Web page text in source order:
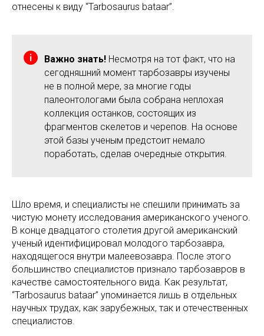
отнесены к виду “Tarbosaurus bataar”.
Важно знать! Несмотря на тот факт, что на
сегодняшний момент тарбозавры изучены
не в полной мере, за многие годы
палеонтологами была собрана неплохая
коллекция останков, состоящих из
фрагментов скелетов и черепов. На основе
этой базы ученым предстоит немало
поработать, сделав очередные открытия.
Шло время, и специалисты не спешили принимать за
чистую монету исследования американского ученого.
В конце двадцатого столетия другой американский
ученый идентифицировал молодого тарбозавра,
находящегося внутри малеевозавра. После этого
большинство специалистов признало тарбозавров в
качестве самостоятельного вида. Как результат,
“Tarbosaurus bataar” упоминается лишь в отдельных
научных трудах, как зарубежных, так и отечественных
специалистов.